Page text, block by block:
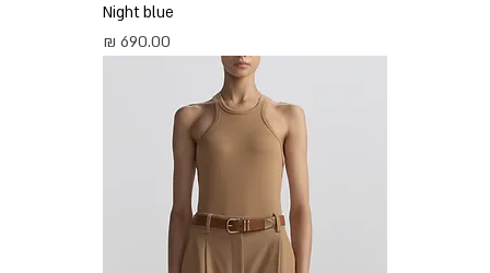
Night blue
מחיר